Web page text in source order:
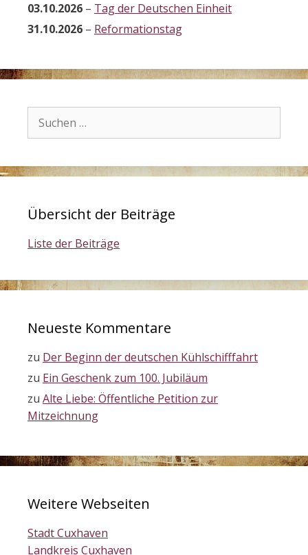
03.10.2026 – Tag der Deutschen Einheit
31.10.2026 – Reformationstag
nach:
Übersicht der Beiträge
Liste der Beiträge
Neueste Kommentare
zu Der Beginn der deutschen Kühlschifffahrt
zu Ein Geschenk zum 100. Jubiläum
zu Alte Liebe: Öffentliche Petition zur
Mitzeichnung
Weitere Webseiten
Stadt Cuxhaven
Landkreis Cuxhaven